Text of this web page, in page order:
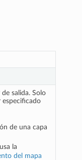
salida. Solo
especificado
de una capa
la
del mapa